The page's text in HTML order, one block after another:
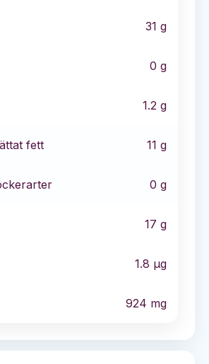
31 g
0 g
1.2 g
fett 11 g
0 g
17 g
1.8 µg
924 mg